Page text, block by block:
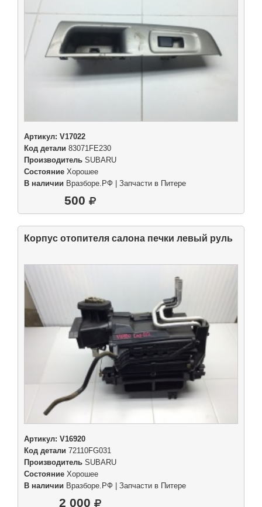
Артикул: V17022
Код детали 83071FE230
Производитель SUBARU
Состояние Хорошее
В наличии Вразборе.РФ | Запчасти в Питере
500
Корпус отопителя салона печки левый руль
Артикул: V16920
Код детали 72110FG031
Производитель SUBARU
Состояние Хорошее
В наличии Вразборе.РФ | Запчасти в Питере
2 000